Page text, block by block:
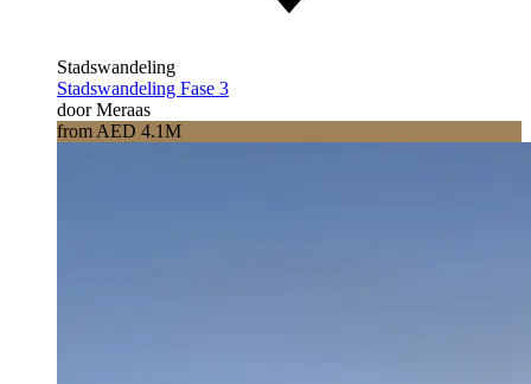
Stadswandeling
Stadswandeling Fase 3
door Meraas
from AED 4.1M